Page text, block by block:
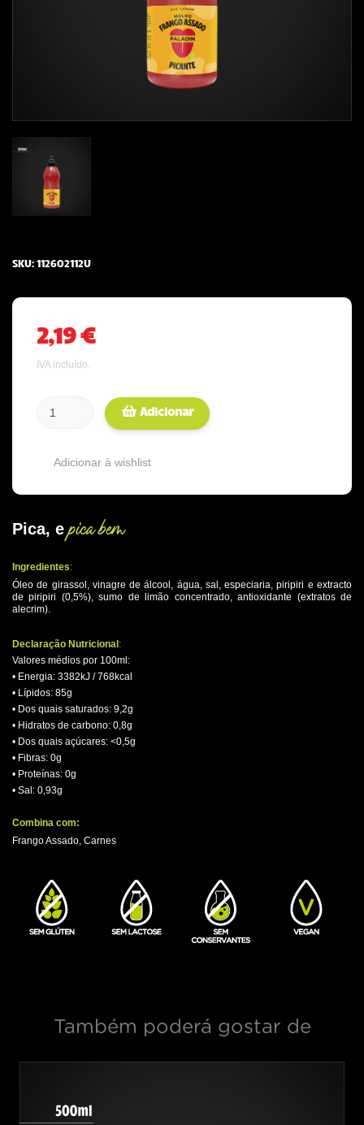
SKU: 112602112U
2,19 €
IVA incluído.
Adicionar
Adicionar à wishlist
Pica, epica bem
Ingredientes:
Óleo de girassol, vinagre de álcool, água, sal, especiaria, piripiri e extracto
de piripiri (0,5%), sumo de limão concentrado, antioxidante (extratos de
alecrim).
Declaração Nutricional :
Valores médios por 100ml:
• Energia: 3382kJ / 768kcal
• Lípidos: 85g
• Dos quais saturados: 9,2g
• Hidratos de carbono: 0,8g
• Dos quais açúcares: <0,5g
• Fibras: 0g
• Proteínas: 0g
• Sal: 0,93g
Combina com:
Frango Assado, Carnes
Também poderá gostar de